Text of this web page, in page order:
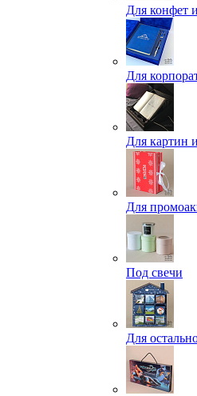
Для конфет
Для
Для картин
Для
Под свечи
Для